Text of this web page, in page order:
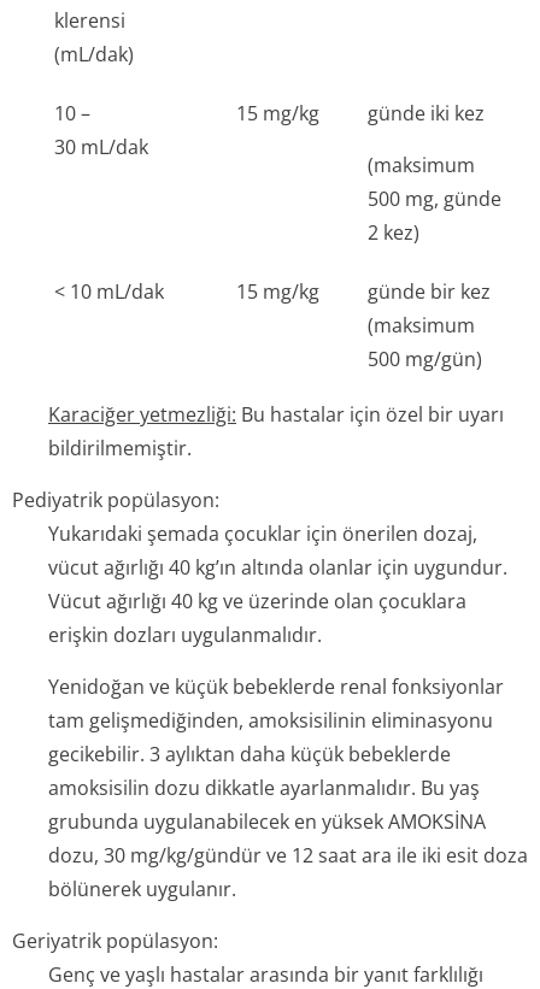
klerensi
(mL/dak)
10 –
30 mL/dak
15 mg/kg
günde iki kez
(maksimum
500 mg, günde
2 kez)
< 10 mL/dak 15 mg/kg
günde bir kez
(maksimum
500 mg/gün)
Karaciğer yetmezliği: Bu hastalar için özel bir uyarı
bildirilmemiştir.
Pediyatrik popülasyon:
Yukarıdaki şemada çocuklar için önerilen dozaj,
vücut ağırlığı 40 kg’ın altında olanlar için uygundur.
Vücut ağırlığı 40 kg ve üzerinde olan çocuklara
erişkin dozları uygulanmalıdır.
Yenidoğan ve küçük bebeklerde renal fonksiyonlar
tam gelişmediğinden, amoksisilinin eliminasyonu
gecikebilir. 3 aylıktan daha küçük bebeklerde
amoksisilin dozu dikkatle ayarlanmalıdır. Bu yaş
grubunda uygulanabilecek en yüksek AMOKSİNA
dozu, 30 mg/kg/gündür ve 12 saat ara ile iki esit doza
bölünerek uygulanır.
Geriyatrik popülasyon:
Genç ve yaşlı hastalar arasında bir yanıt farklılığı